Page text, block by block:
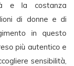
e la costanza
di donne e di
in questo
più autentico e
sensibilità,